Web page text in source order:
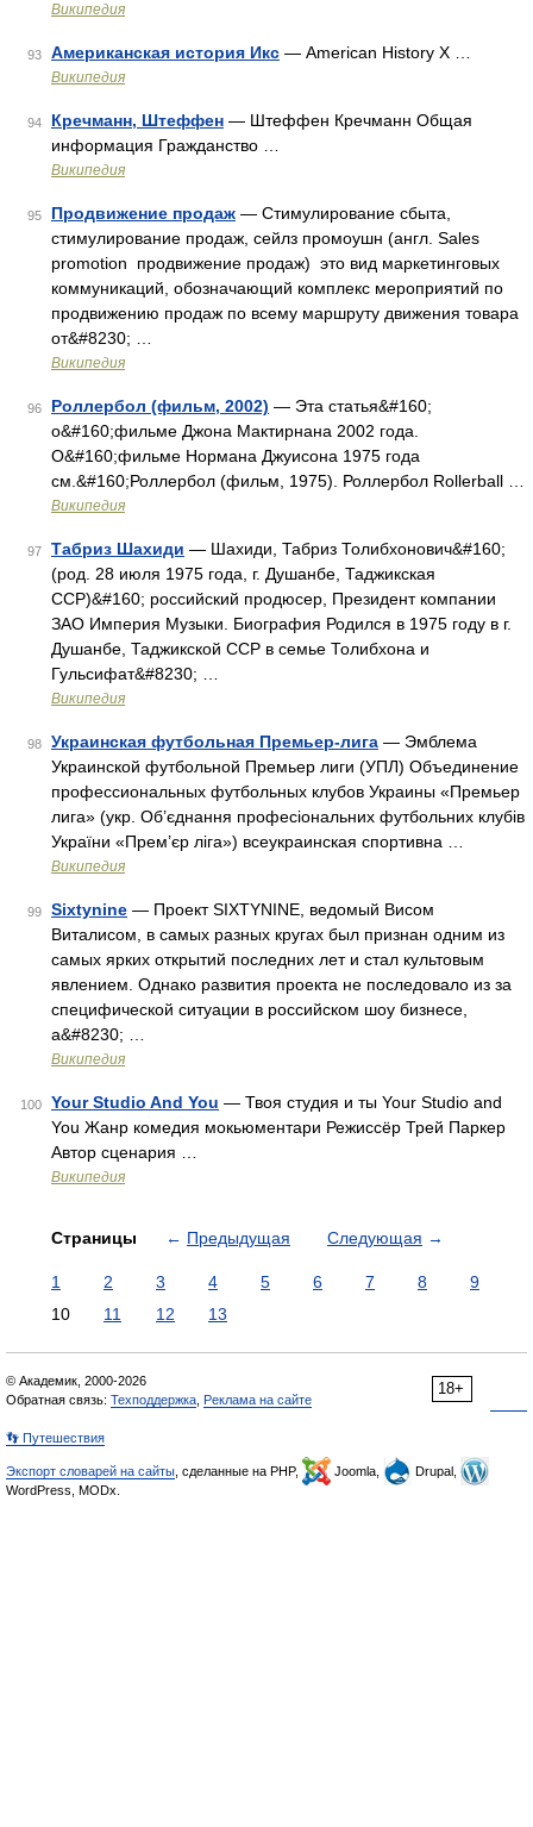
Википедия
93 Американская история Икс — American History X …
Википедия
94 Кречманн, Штеффен — Штеффен Кречманн Общая
информация Гражданство …
Википедия
95 Продвижение продаж — Стимулирование сбыта,
стимулирование продаж, сейлз промоушн (англ. Sales
promotion продвижение продаж) это вид маркетинговых
коммуникаций, обозначающий комплекс мероприятий по
продвижению продаж по всему маршруту движения товара
от&#8230; …
Википедия
96 Роллербол (фильм, 2002) — Эта статья&#160;
о&#160;фильме Джона Мактирнана 2002 года.
О&#160;фильме Нормана Джуисона 1975 года
см.&#160;Роллербол (фильм, 1975). Роллербол Rollerball …
Википедия
97 Табриз Шахиди — Шахиди, Табриз Толибхонович&#160;
(род. 28 июля 1975 года, г. Душанбе, Таджикская
ССР)&#160; российский продюсер, Президент компании
ЗАО Империя Музыки. Биография Родился в 1975 году в г.
Душанбе, Таджикской ССР в семье Толибхона и
Гульсифат&#8230; …
Википедия
98 Украинская футбольная Премьер-лига — Эмблема
Украинской футбольной Премьер лиги (УПЛ) Объединение
профессиональных футбольных клубов Украины «Премьер
лига» (укр. Об’єднання професіональних футбольних клубів
України «Прем’єр ліга») всеукраинская спортивна …
Википедия
99 Sixtynine — Проект SIXTYNINE, ведомый Висом
Виталисом, в самых разных кругах был признан одним из
самых ярких открытий последних лет и стал культовым
явлением. Однако развития проекта не последовало из за
специфической ситуации в российском шоу бизнесе,
а&#8230; …
Википедия
100 Your Studio And You — Твоя студия и ты Your Studio and
You Жанр комедия мокьюментари Режиссёр Трей Паркер
Автор сценария …
Википедия
Страницы ← Предыдущая Следующая →
1 2 3 4 5 6 7 8
9
10
11 12 13
18+
© Академик, 2000-2026
Обратная связь: Техподдержка Реклама на сайте
👣 Путешествия
Экспорт словарей на сайты , сделанные на PHP, Joomla,
Drupal,
WordPress, MODx.